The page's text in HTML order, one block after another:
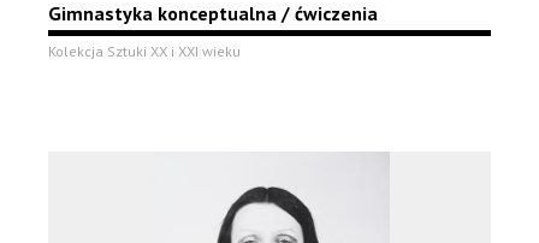
Gimnastyka konceptualna / ćwiczenia
Kolekcja Sztuki XX i XXI wieku